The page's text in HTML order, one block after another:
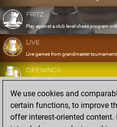
FRITZ
Play against a club level chess program
LIVE
Live games from grandmaster
OPENINGS
Develop and exercise your openings
DATABASE
Eight million strong games
We use cookies and
certain functions, to improve
offer interest-oriented content.